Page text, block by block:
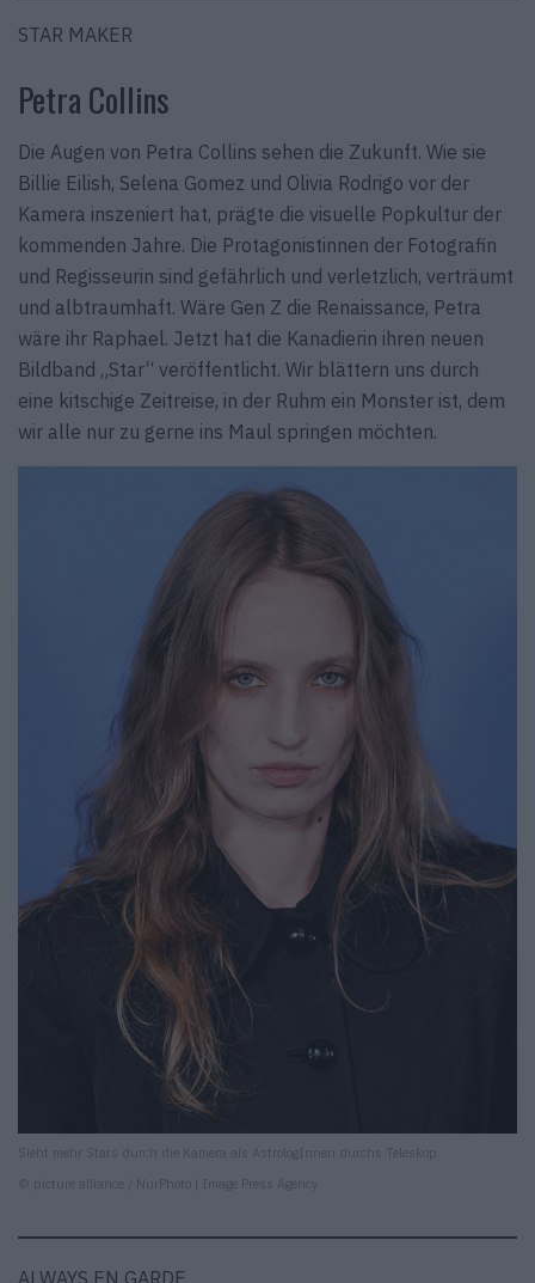
STAR MAKER
Petra Collins
Die Augen von Petra Collins sehen die Zukunft. Wie sie
Billie Eilish, Selena Gomez und Olivia Rodrigo vor der
Kamera inszeniert hat, prägte die visuelle Popkultur der
kommenden Jahre. Die Protagonistinnen der Fotografin
und Regisseurin sind gefährlich und verletzlich, verträumt
und albtraumhaft. Wäre Gen Z die Renaissance, Petra
wäre ihr Raphael. Jetzt hat die Kanadierin ihren neuen
Bildband „Star“ veröffentlicht. Wir blättern uns durch
eine kitschige Zeitreise, in der Ruhm ein Monster ist, dem
wir alle nur zu gerne ins Maul springen möchten.
Sieht mehr Stars durch die Kamera als AstrologInnen durchs Teleskop.
© picture alliance / NurPhoto | Image Press Agency
ALWAYS EN GARDE